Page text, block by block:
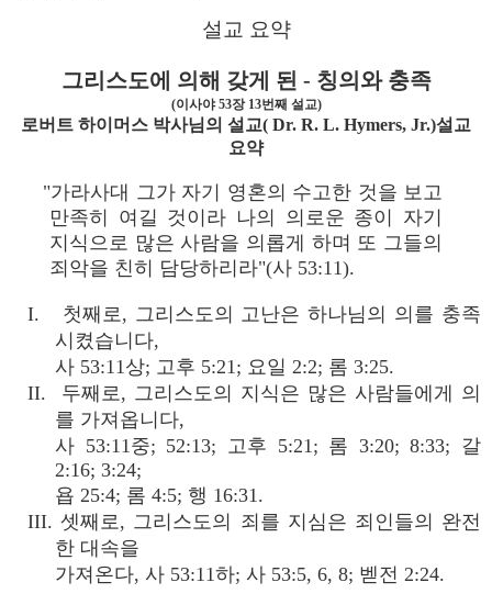
설교 요약
그리스도에 의해 갖게 된 - 칭의와 충족
(이사야 53장 13번째 설교)
로버트 하이머스 박사님의 설교( Dr. R. L. Hymers, Jr.)설교
요약
"가라사대 그가 자기 영혼의 수고한 것을 보고
만족히 여길 것이라 나의 의로운 종이 자기
지식으로 많은 사람을 의롭게 하며 또 그들의
죄악을 친히 담당하리라"(사 53:11).
I. 첫째로, 그리스도의 고난은 하나님의 의를 충족
시켰습니다,
사 53:11상; 고후 5:21; 요일 2:2; 롬 3:25.
II. 두째로, 그리스도의 지식은 많은 사람들에게 의
를 가져옵니다,
사 53:11중; 52:13; 고후 5:21; 롬 3:20; 8:33; 갈
2:16; 3:24;
욥 25:4; 롬 4:5; 행 16:31.
III. 셋째로, 그리스도의 죄를 지심은 죄인들의 완전
한 대속을
가져온다, 사 53:11하; 사 53:5, 6, 8; 벧전 2:24.